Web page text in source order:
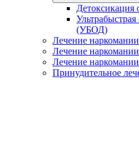
Детоксикация
(УБОД)
Лечение
Лечение
Лечение
Принудительное